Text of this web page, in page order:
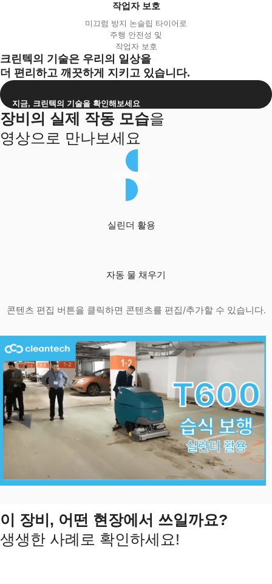
작업자 보호
미끄럼 방지 논슬립 타이어로
주행 안전성 및
작업자 보호
크린텍의 기술은 우리의 일상을
더 편리하고 깨끗하게 지키고 있습니다.
지금, 크린텍의 기술을 확인해보세요
장비의 실제 작동 모습을
영상으로 만나보세요
실린더 활용
자동 물 채우기
콘텐츠 편집 버튼을 클릭하면 콘텐츠를 편집/추가할 수 있습니다.
이 장비, 어떤 현장에서 쓰일까요?
생생한 사례로 확인하세요!